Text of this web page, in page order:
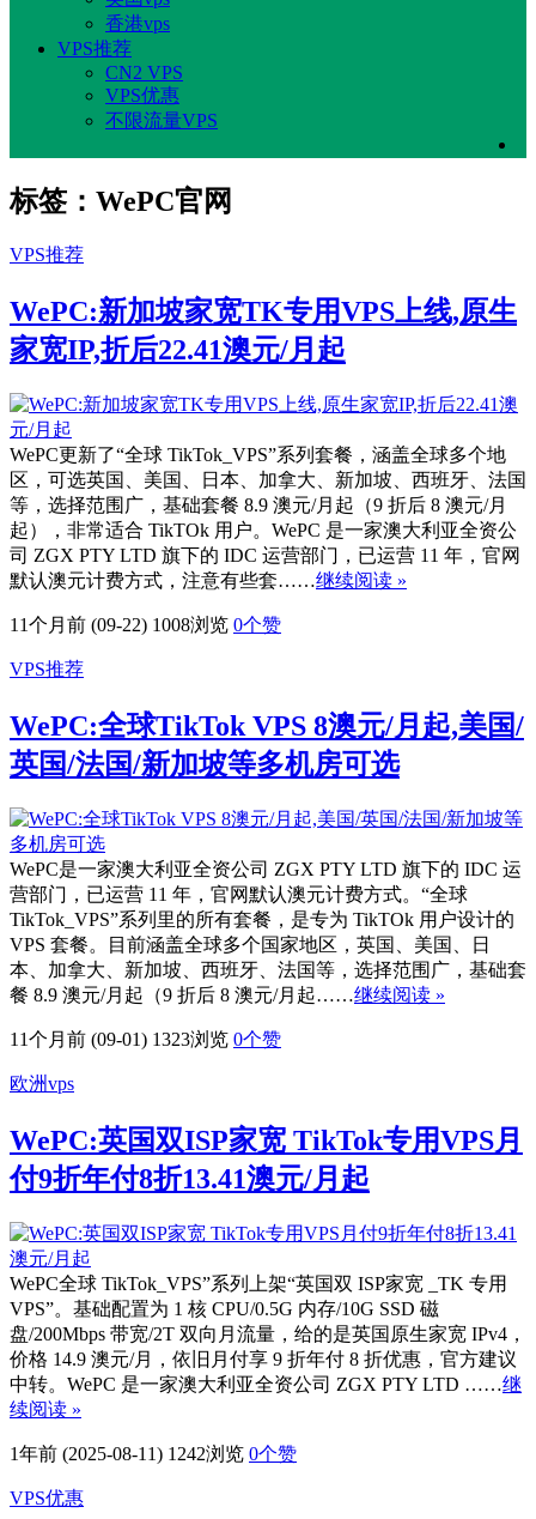
香港vps
VPS推荐
CN2 VPS
VPS优惠
不限流量VPS
标签：WePC官网
VPS推荐
WePC:新加坡家宽TK专用VPS上线,原生
家宽IP,折后22.41澳元/月起
WePC更新了“全球 TikTok_VPS”系列套餐，涵盖全球多个地
区，可选英国、美国、日本、加拿大、新加坡、西班牙、法国
等，选择范围广，基础套餐 8.9 澳元/月起（9 折后 8 澳元/月
起），非常适合 TikTOk 用户。WePC 是一家澳大利亚全资公
司 ZGX PTY LTD 旗下的 IDC 运营部门，已运营 11 年，官网
默认澳元计费方式，注意有些套……继续阅读 »
11个月前 (09-22) 1008浏览 0个赞
VPS推荐
WePC:全球TikTok VPS 8澳元/月起,美国/
英国/法国/新加坡等多机房可选
WePC是一家澳大利亚全资公司 ZGX PTY LTD 旗下的 IDC 运
营部门，已运营 11 年，官网默认澳元计费方式。“全球
TikTok_VPS”系列里的所有套餐，是专为 TikTOk 用户设计的
VPS 套餐。目前涵盖全球多个国家地区，英国、美国、日
本、加拿大、新加坡、西班牙、法国等，选择范围广，基础套
餐 8.9 澳元/月起（9 折后 8 澳元/月起……继续阅读 »
11个月前 (09-01) 1323浏览 0个赞
欧洲vps
WePC:英国双ISP家宽 TikTok专用VPS月
付9折年付8折13.41澳元/月起
WePC全球 TikTok_VPS”系列上架“英国双 ISP家宽 _TK 专用
VPS”。基础配置为 1 核 CPU/0.5G 内存/10G SSD 磁
盘/200Mbps 带宽/2T 双向月流量，给的是英国原生家宽 IPv4，
价格 14.9 澳元/月，依旧月付享 9 折年付 8 折优惠，官方建议
中转。WePC 是一家澳大利亚全资公司 ZGX PTY LTD ……继
续阅读 »
1年前 (2025-08-11) 1242浏览 0个赞
VPS优惠